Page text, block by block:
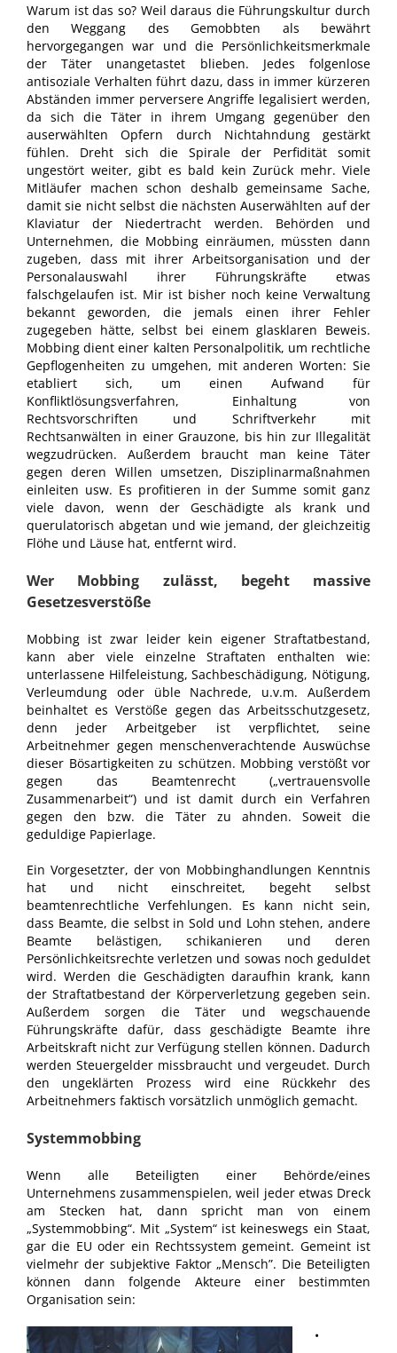
Warum ist das so? Weil daraus die Führungskultur durch
den Weggang des Gemobbten als bewährt
hervorgegangen war und die Persönlichkeitsmerkmale
der Täter unangetastet blieben. Jedes folgenlose
antisoziale Verhalten führt dazu, dass in immer kürzeren
Abständen immer perversere Angriffe legalisiert werden,
da sich die Täter in ihrem Umgang gegenüber den
auserwählten Opfern durch Nichtahndung gestärkt
fühlen. Dreht sich die Spirale der Perfidität somit
ungestört weiter, gibt es bald kein Zurück mehr. Viele
Mitläufer machen schon deshalb gemeinsame Sache,
damit sie nicht selbst die nächsten Auserwählten auf der
Klaviatur der Niedertracht werden. Behörden und
Unternehmen, die Mobbing einräumen, müssten dann
zugeben, dass mit ihrer Arbeitsorganisation und der
Personalauswahl ihrer Führungskräfte etwas
falschgelaufen ist. Mir ist bisher noch keine Verwaltung
bekannt geworden, die jemals einen ihrer Fehler
zugegeben hätte, selbst bei einem glasklaren Beweis.
Mobbing dient einer kalten Personalpolitik, um rechtliche
Gepflogenheiten zu umgehen, mit anderen Worten: Sie
etabliert sich, um einen Aufwand für
Konfliktlösungsverfahren, Einhaltung von
Rechtsvorschriften und Schriftverkehr mit
Rechtsanwälten in einer Grauzone, bis hin zur Illegalität
wegzudrücken. Außerdem braucht man keine Täter
gegen deren Willen umsetzen, Disziplinarmaßnahmen
einleiten usw. Es profitieren in der Summe somit ganz
viele davon, wenn der Geschädigte als krank und
querulatorisch abgetan und wie jemand, der gleichzeitig
Flöhe und Läuse hat, entfernt wird.
Wer Mobbing zulässt, begeht massive
Gesetzesverstöße
Mobbing ist zwar leider kein eigener Straftatbestand,
kann aber viele einzelne Straftaten enthalten wie:
unterlassene Hilfeleistung, Sachbeschädigung, Nötigung,
Verleumdung oder üble Nachrede, u.v.m. Außerdem
beinhaltet es Verstöße gegen das Arbeitsschutzgesetz,
denn jeder Arbeitgeber ist verpflichtet, seine
Arbeitnehmer gegen menschenverachtende Auswüchse
dieser Bösartigkeiten zu schützen. Mobbing verstößt vor
gegen das Beamtenrecht („vertrauensvolle
Zusammenarbeit“) und ist damit durch ein Verfahren
gegen den bzw. die Täter zu ahnden. Soweit die
geduldige Papierlage.
Ein Vorgesetzter, der von Mobbinghandlungen Kenntnis
hat und nicht einschreitet, begeht selbst
beamtenrechtliche Verfehlungen. Es kann nicht sein,
dass Beamte, die selbst in Sold und Lohn stehen, andere
Beamte belästigen, schikanieren und deren
Persönlichkeitsrechte verletzen und sowas noch geduldet
wird. Werden die Geschädigten daraufhin krank, kann
der Straftatbestand der Körperverletzung gegeben sein.
Außerdem sorgen die Täter und wegschauende
Führungskräfte dafür, dass geschädigte Beamte ihre
Arbeitskraft nicht zur Verfügung stellen können. Dadurch
werden Steuergelder missbraucht und vergeudet. Durch
den ungeklärten Prozess wird eine Rückkehr des
Arbeitnehmers faktisch vorsätzlich unmöglich gemacht.
Systemmobbing
Wenn alle Beteiligten einer Behörde/eines
Unternehmens zusammenspielen, weil jeder etwas Dreck
am Stecken hat, dann spricht man von einem
„Systemmobbing“. Mit „System“ ist keineswegs ein Staat,
gar die EU oder ein Rechtssystem gemeint. Gemeint ist
vielmehr der subjektive Faktor „Mensch”. Die Beteiligten
können dann folgende Akteure einer bestimmten
Organisation sein:
•